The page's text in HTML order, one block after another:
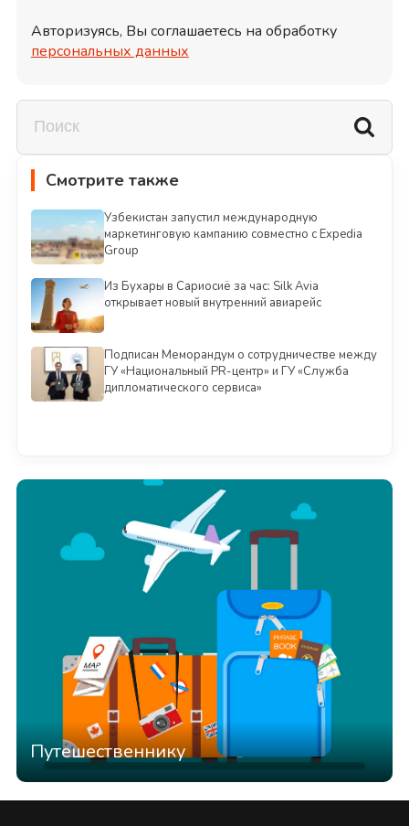
Авторизуясь, Вы соглашаетесь на обработку
персональных данных
Смотрите также
Узбекистан запустил международную
маркетинговую кампанию совместно с Expedia
Group
Из Бухары в Сариосиё за час: Silk Avia
открывает новый внутренний авиарейс
Подписан Меморандум о сотрудничестве между
ГУ «Национальный PR-центр» и ГУ «Служба
дипломатического сервиса»
Путешественнику